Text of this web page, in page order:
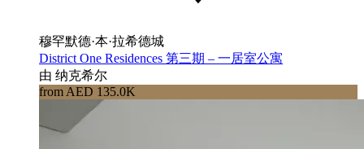
穆罕默德·本·拉希德城
District One Residences 第三期 – 一居室公寓
由 纳克希尔
from AED 135.0K